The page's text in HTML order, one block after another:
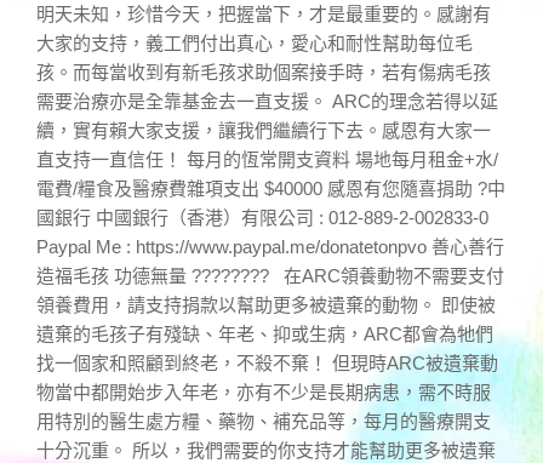
明天未知，珍惜今天，把握當下，才是最重要的。感謝有
大家的支持，義工們付出真心，愛心和耐性幫助每位毛
孩。而每當收到有新毛孩求助個案接手時，若有傷病毛孩
需要治療亦是全靠基金去一直支援。 ARC的理念若得以延
續，實有賴大家支援，讓我們繼續行下去。感恩有大家一
直支持一直信任！ 每月的恆常開支資料 場地每月租金+水/
電費/糧食及醫療費雜項支出 $40000 感恩有您隨喜捐助 ?中
國銀行 中國銀行（香港）有限公司 : 012-889-2-002833-0
Paypal Me : https://www.paypal.me/donatetonpvo 善心善行
造福毛孩 功德無量 ???????? 在ARC領養動物不需要支付
領養費用，請支持捐款以幫助更多被遺棄的動物。 即使被
遺棄的毛孩子有殘缺、年老、抑或生病，ARC都會為牠們
找一個家和照顧到終老，不殺不棄！ 但現時ARC被遺棄動
物當中都開始步入年老，亦有不少是長期病患，需不時服
用特別的醫生處方糧、藥物、補充品等，每月的醫療開支
十分沉重。 所以，我們需要的你支持才能幫助更多被遺棄